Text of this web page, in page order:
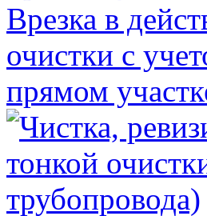
Врезка в
очистки с
прямом